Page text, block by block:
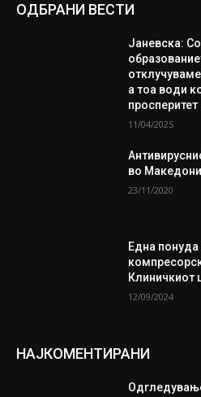
ОДБРАНИ ВЕСТИ
Јаневска:
а тоа води
просперитет
11/04/2025
во
23/11/2020
Една понуда
Клиничкиот
12/09/2024
НАЈКОМЕНТИРАНИ